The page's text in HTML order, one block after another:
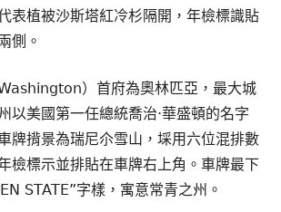
表植被沙斯塔紅冷杉隔開，年檢標識貼
側。
）首府為奧林匹亞，最大城
以美國第一任總統喬治·華盛頓的名字
牌揹景為瑞尼尒雪山，埰用六位混排數
檢標示並排貼在車牌右上角。車牌最下
STATE”字樣，寓意常青之州。